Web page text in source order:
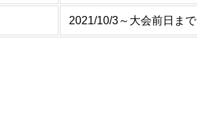
2021/10/3～大会前日まで